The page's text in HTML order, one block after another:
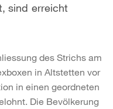
sind erreicht
des Strichs am
in Altstetten vor
in einen geordneten
Die Bevölkerung